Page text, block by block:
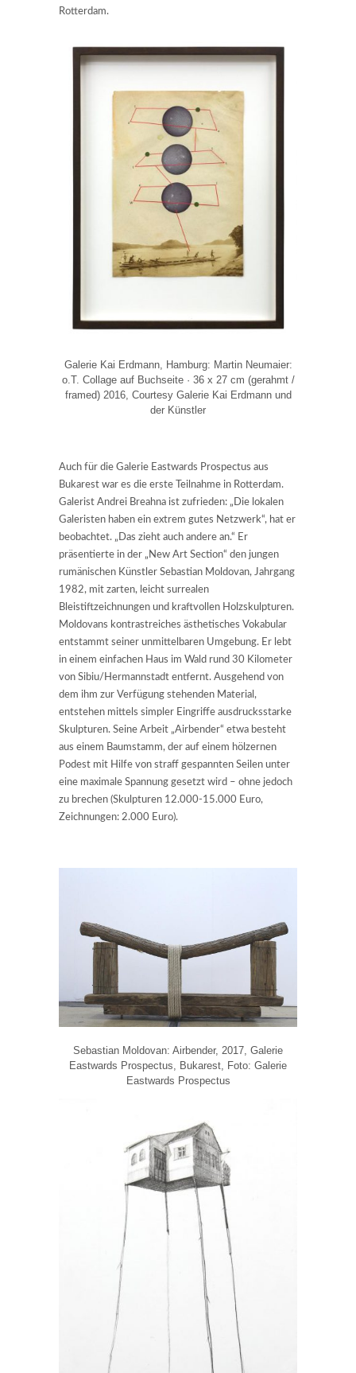
Rotterdam.
Galerie Kai Erdmann, Hamburg: Martin Neumaier:
o.T. Collage auf Buchseite · 36 x 27 cm (gerahmt /
framed) 2016, Courtesy Galerie Kai Erdmann und
der Künstler
Auch für die Galerie Eastwards Prospectus aus
Bukarest war es die erste Teilnahme in Rotterdam.
Galerist Andrei Breahna ist zufrieden: „Die lokalen
Galeristen haben ein extrem gutes Netzwerk“, hat er
beobachtet. „Das zieht auch andere an.“ Er
präsentierte in der „New Art Section“ den jungen
rumänischen Künstler Sebastian Moldovan, Jahrgang
1982, mit zarten, leicht surrealen
Bleistiftzeichnungen und kraftvollen Holzskulpturen.
Moldovans kontrastreiches ästhetisches Vokabular
entstammt seiner unmittelbaren Umgebung. Er lebt
in einem einfachen Haus im Wald rund 30 Kilometer
von Sibiu/Hermannstadt entfernt. Ausgehend von
dem ihm zur Verfügung stehenden Material,
entstehen mittels simpler Eingriffe ausdrucksstarke
Skulpturen. Seine Arbeit „Airbender“ etwa besteht
aus einem Baumstamm, der auf einem hölzernen
Podest mit Hilfe von straff gespannten Seilen unter
eine maximale Spannung gesetzt wird – ohne jedoch
zu brechen (Skulpturen 12.000-15.000 Euro,
Zeichnungen: 2.000 Euro).
Sebastian Moldovan: Airbender, 2017, Galerie
Eastwards Prospectus, Bukarest, Foto: Galerie
Eastwards Prospectus